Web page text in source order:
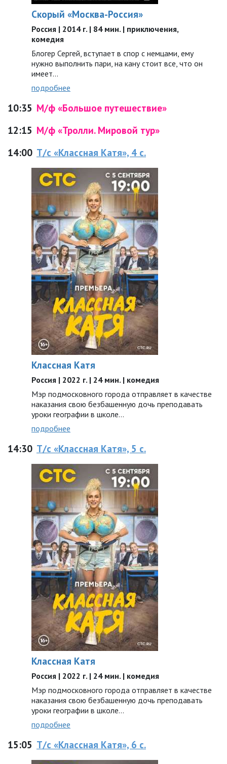
Скорый «Москва-Россия»
Россия | 2014 г. | 84 мин. | приключения,
комедия
Блогер Сергей, вступает в спор с немцами, ему
нужно выполнить пари, на кану стоит все, что он
имеет…
подробнее
10:35 М/ф «Большое путешествие»
12:15 М/ф «Тролли. Мировой тур»
14:00 Т/с «Классная Катя», 4 с.
Классная Катя
Россия | 2022 г. | 24 мин. | комедия
Мэр подмосковного города отправляет в качестве
наказания свою безбашенную дочь преподавать
уроки географии в школе…
подробнее
14:30 Т/с «Классная Катя», 5 с.
Классная Катя
Россия | 2022 г. | 24 мин. | комедия
Мэр подмосковного города отправляет в качестве
наказания свою безбашенную дочь преподавать
уроки географии в школе…
подробнее
15:05 Т/с «Классная Катя», 6 с.